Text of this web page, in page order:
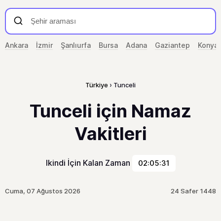
Ankara İzmir Şanlıurfa Bursa Adana Gaziantep Konya
Türkiye Tunceli
Tunceli için Namaz
Vakitleri
Ikindi İçin Kalan Zaman 02:05:31
Cuma, 07 Ağustos 2026 24 Safer 1448